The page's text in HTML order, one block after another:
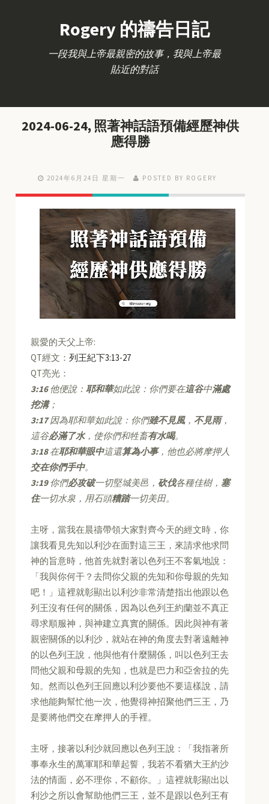
Rogery 的禱告日記
一段我與上帝最親密的故事，我與上帝最
貼近的對話
2024-06-24, 照著神話語預備經歷神供
應得勝
2024年6月24日 星期一 POSTED BY ROGERY
親愛的天父上帝:
QT經文：列王紀下3:13-27
QT亮光：
3:16他便說：耶和華如此說：你們要在這谷中滿處
挖溝；
3:17因為耶和華如此說：你們雖不見風， 不見雨，
這谷必滿了水，使你們和牲畜有水喝。
3:18在耶和華眼中這還算為小事，他也必將摩押人
交在你們手中。
3:19你們必攻破一切堅城美邑，砍伐各種佳樹，塞
住一切水泉，用石頭糟踏一切美田。
主呀，當我在晨禱帶領大家對齊今天的經文時，你
讓我看見先知以利沙在面對這三王，來請求他求問
神的旨意時，他首先就對著以色列王不客氣地說：
「我與你何干？去問你父親的先知和你母親的先知
吧！」這裡就彰顯出以利沙非常清楚指出他跟以色
列王沒有任何的關係，因為以色列王約蘭並不真正
尋求順服神，與神建立真實的關係。因此與神有著
親密關係的以利沙，就站在神的角度去對著遠離神
的以色列王說，他與他有什麼關係，叫以色列王去
問他父親和母親的先知，也就是巴力和亞舍拉的先
知。然而以色列王回應以利沙要他不要這樣說，請
求他能夠幫忙他一次，他覺得神招聚他們三王，乃
是要將他們交在摩押人的手裡。
主呀，接著以利沙就回應以色列王說：「我指著所
事奉永生的萬軍耶和華起誓，我若不看猶大王約沙
法的情面，必不理你，不顧你。」這裡就彰顯出以
利沙之所以會幫助他們三王，並不是跟以色列王有